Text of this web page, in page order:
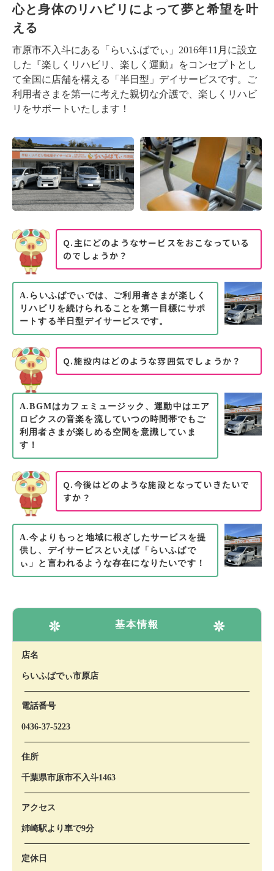
心と身体のリハビリによって夢と希望を叶
える
市原市不入斗にある「らいふばでぃ」2016年11月に設立
した『楽しくリハビリ、楽しく運動』をコンセプトとし
て全国に店舗を構える「半日型」デイサービスです。ご
利用者さまを第一に考えた親切な介護で、楽しくリハビ
リをサポートいたします！
Q.主にどのようなサービスをおこなっている
のでしょうか？
A.らいふばでぃでは、ご利用者さまが楽しく
リハビリを続けられることを第一目標にサポ
ートする半日型デイサービスです。
Q.施設内はどのような雰囲気でしょうか？
A.BGMはカフェミュージック、運動中はエア
ロビクスの音楽を流していつの時間帯でもご
利用者さまが楽しめる空間を意識していま
す！
Q.今後はどのような施設となっていきたいで
すか？
A.今よりもっと地域に根ざしたサービスを提
供し、デイサービスといえば「らいふばで
ぃ」と言われるような存在になりたいです！
基本情報
店名
らいふばでぃ市原店
電話番号
0436-37-5223
住所
千葉県市原市不入斗1463
アクセス
姉崎駅より車で9分
定休日